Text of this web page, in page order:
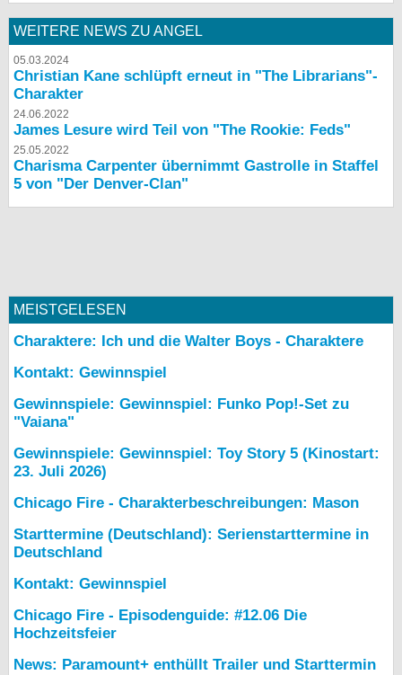
WEITERE NEWS ZU ANGEL
05.03.2024
Christian Kane schlüpft erneut in "The Librarians"-
Charakter
24.06.2022
James Lesure wird Teil von "The Rookie: Feds"
25.05.2022
Charisma Carpenter übernimmt Gastrolle in Staffel
5 von "Der Denver-Clan"
MEISTGELESEN
Charaktere: Ich und die Walter Boys - Charaktere
Kontakt: Gewinnspiel
Gewinnspiele: Gewinnspiel: Funko Pop!-Set zu
"Vaiana"
Gewinnspiele: Gewinnspiel: Toy Story 5 (Kinostart:
23. Juli 2026)
Chicago Fire - Charakterbeschreibungen: Mason
Starttermine (Deutschland): Serienstarttermine in
Deutschland
Kontakt: Gewinnspiel
Chicago Fire - Episodenguide: #12.06 Die
Hochzeitsfeier
News: Paramount+ enthüllt Trailer und Starttermin